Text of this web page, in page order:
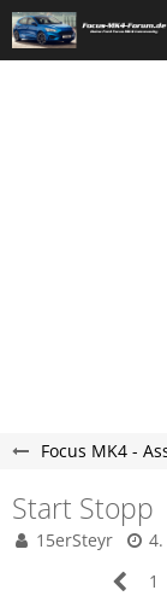
Focus MK4 -
Start Stopp
15erSteyr
1